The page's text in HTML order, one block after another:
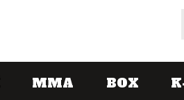
MMA BOX